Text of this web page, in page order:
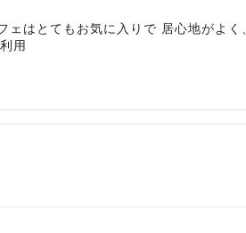
はとてもお気に入りで 居心地がよ
用